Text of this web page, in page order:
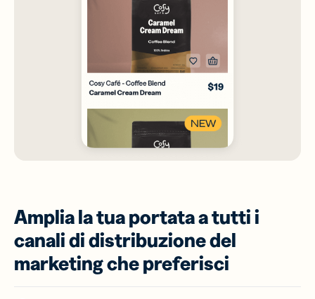
Amplia la tua portata a tutti i
canali di distribuzione del
marketing che preferisci